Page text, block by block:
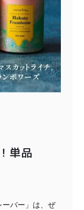
単品
ーバー」は、ぜ